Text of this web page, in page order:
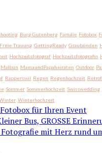
Burg Gutenberg Familie Fotobox
Freie Trauung GettingReady Graubünden
Hochzeitsfotograf Hochzeitsfotografin
Malbun MamaundPapaheiraten Outdoor
Rapperswil Regen Regenhochzeit
Sommer Sommerhochzeit Swisswedding
Winterhochzeit